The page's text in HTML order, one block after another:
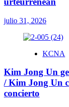
julio 31, 2026
KCNA
Kim Jong Un
/ Kim Jong Un
concierto